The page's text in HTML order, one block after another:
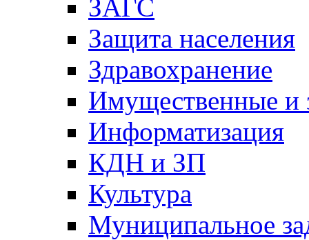
ЗАГС
Защита населения
Здравохранение
Имущественные и
Информатизация
КДН и ЗП
Культура
Муниципальное